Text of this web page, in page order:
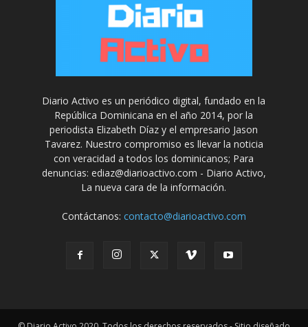
Diario Activo es un periódico digital, fundado en la
República Dominicana en el año 2014, por la
periodista Elizabeth Díaz y el empresario Jason
Tavarez. Nuestro compromiso es llevar la noticia
con veracidad a todos los dominicanos; Para
denuncias: ediaz@diarioactivo.com - Diario Activo,
La nueva cara de la información.
Contáctanos: contacto@diarioactivo.com